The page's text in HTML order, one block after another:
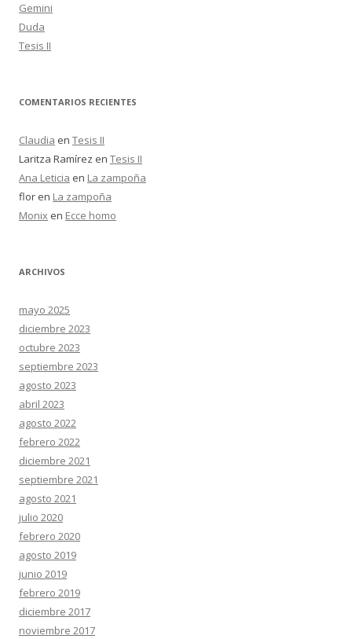
Gemini
Duda
Tesis II
COMENTARIOS RECIENTES
Claudia en Tesis II
Laritza Ramírez en Tesis II
Ana Leticia en La zampoña
flor en La zampoña
Monix en Ecce homo
ARCHIVOS
mayo 2025
diciembre 2023
octubre 2023
septiembre 2023
agosto 2023
abril 2023
agosto 2022
febrero 2022
diciembre 2021
septiembre 2021
agosto 2021
julio 2020
febrero 2020
agosto 2019
junio 2019
febrero 2019
diciembre 2017
noviembre 2017